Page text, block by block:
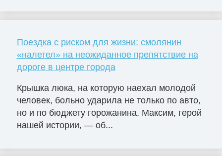
Поездка с риском для жизни: смолянин
«налетел» на неожиданное препятствие на
дороге в центре города
Крышка люка, на которую наехал молодой
человек, больно ударила не только по авто,
но и по бюджету горожанина. Максим, герой
нашей истории, — об...